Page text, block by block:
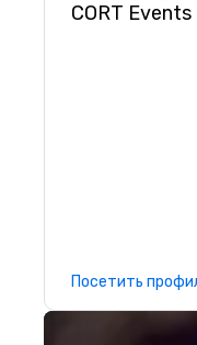
CORT Events
Посетить